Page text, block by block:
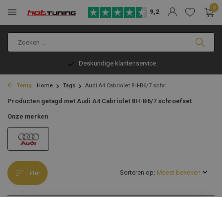
9,2
0
Deskundige klantenservice
Terug Home Tags Audi A4 Cabriolet 8H-B6/7 schr...
Producten getagd met Audi A4 Cabriolet 8H-B6/7 schroefset
Onze merken
Filter Sorteren op: